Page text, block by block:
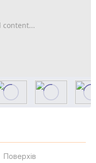
content...
Поверхів